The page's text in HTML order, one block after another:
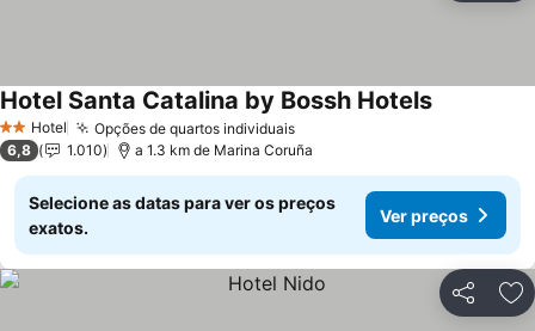
2 Estrelas
Hotel Opções de quartos individuais
Hotel Santa Catalina by Bossh Hotels
6,8 1.010 a 1.3 km de Marina Coruña
Selecione as datas para ver os preços
exatos.
Ver preços
Partilhar